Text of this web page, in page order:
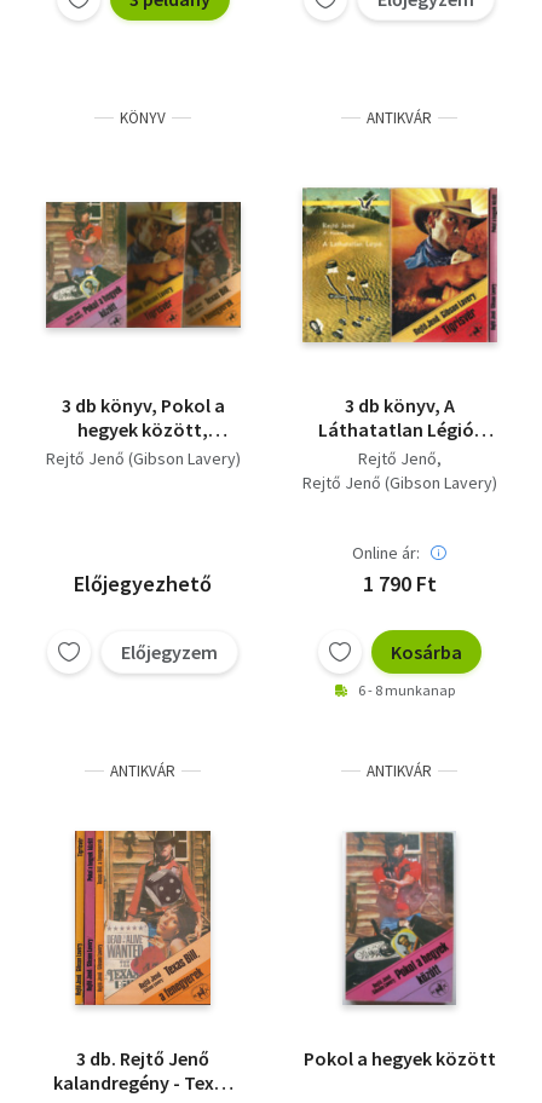
KÖNYV
3 db könyv, Pokol a
hegyek között,
Tigrisvér,Texas Bill, a
Rejtő Jenő (Gibson Lavery)
Előjegyezhető
Előjegyzem
ANTIKVÁR
3 db könyv, A
Láthatatlan Légió,
Tigrisvér, Pokol a
hegyek között
Rejtő Jenő
Rejtő Jenő (Gibson Lavery)
Online ár:
1 790 Ft
Kosárba
6 - 8 munkanap
ANTIKVÁR
3 db. Rejtő Jenő
kalandregény - Texas
ANTIKVÁR
Pokol a hegyek között